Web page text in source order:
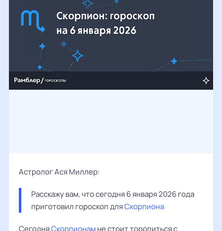
Астролог Ася Миллер:
Расскажу вам, что сегодня 6 января 2026 года
приготовил гороскоп для Скорпиона
СегодняСкорпионамне стоит торопиться с